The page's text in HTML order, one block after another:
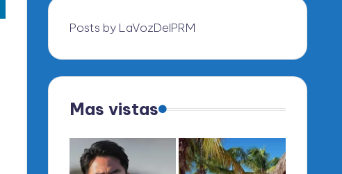
Posts by LaVozDelPRM
Mas vistas